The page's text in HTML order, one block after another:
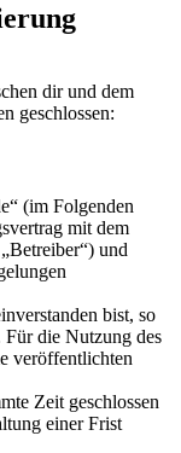
dir und dem
geschlossen:
(im Folgenden
mit dem
und
bist, so
die Nutzung des
veröffentlichten
Zeit geschlossen
einer Frist